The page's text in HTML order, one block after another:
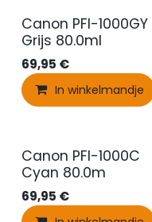
Canon PFI-1000GY
Grijs 80.0ml
69,95 €
In winkelmandje
Canon PFI-1000C
Cyan 80.0m
69,95 €